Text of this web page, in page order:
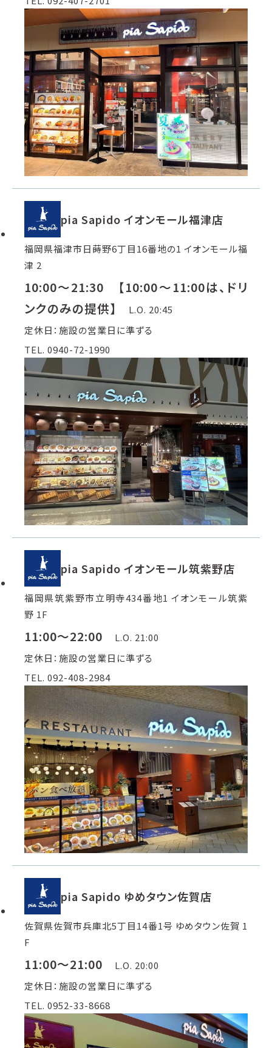
pia Sapido イオンモール福津店
福岡県福津市日蒔野6丁目16番地の1 イオンモール福
津 2
10:00～21:30 【10:00～11:00は、ドリ
ンクのみの提供】
L.O. 20:45
定休日：施設の営業日に準ずる
TEL. 0940-72-1990
pia Sapido イオンモール筑紫野店
福岡県筑紫野市立明寺434番地1 イオンモール筑紫
野 1F
11:00～22:00
L.O. 21:00
定休日：施設の営業日に準ずる
TEL. 092-408-2984
pia Sapido ゆめタウン佐賀店
佐賀県佐賀市兵庫北5丁目14番1号 ゆめタウン佐賀 1
F
11:00～21:00
L.O. 20:00
定休日：施設の営業日に準ずる
TEL. 0952-33-8668